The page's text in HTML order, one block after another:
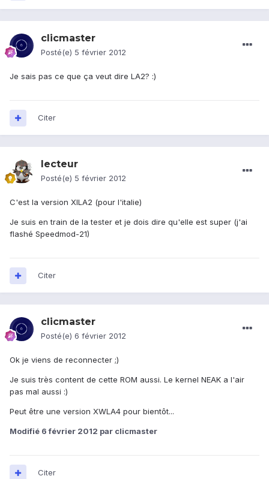
clicmaster
Posté(e) 5 février 2012
Je sais pas ce que ça veut dire LA2? :)
Citer
lecteur
Posté(e) 5 février 2012
C'est la version XILA2 (pour l'italie)
Je suis en train de la tester et je dois dire qu'elle est super (j'ai
flashé Speedmod-21)
Citer
clicmaster
Posté(e) 6 février 2012
Ok je viens de reconnecter ;)
Je suis très content de cette ROM aussi. Le kernel NEAK a l'air
pas mal aussi :)
Peut être une version XWLA4 pour bientôt...
Modifié 6 février 2012 par clicmaster
Citer